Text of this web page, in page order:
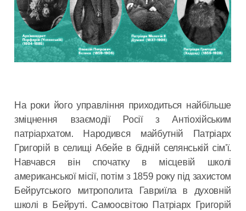
На роки його управління приходиться найбільше
зміцнення взаємодії Росії з Антіохійським
патріархатом. Народився майбутній Патріарх
Григорій в селищі Абейе в бідній селянській сім'ї.
Навчався він спочатку в місцевій школі
американської місії, потім з 1859 року під захистом
Бейрутського митрополита Гавриїла в духовній
школі в Бейруті. Самоосвітою Патріарх Григорій